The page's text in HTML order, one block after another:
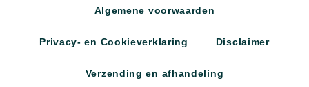
Algemene voorwaarden
Privacy- en Cookieverklaring Disclaimer
Verzending en afhandeling